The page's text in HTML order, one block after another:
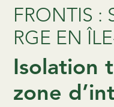
FRONTIS :
RGE EN
Isolation
zone